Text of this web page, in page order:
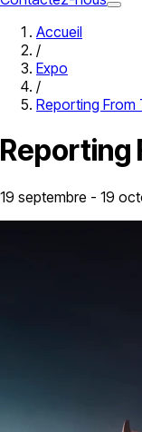
Accueil
/
Expo
/
Reporting From
Reporting
19 septembre - 19